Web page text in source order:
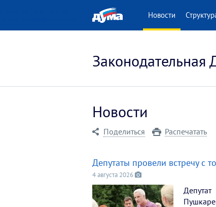
Новости
Законодательная
Новости
Поделиться Распечатать
Депутаты провели встречу с
4 августа 2026